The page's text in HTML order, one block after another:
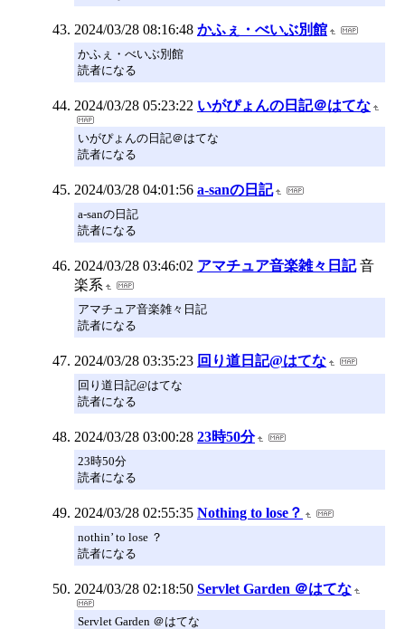
2024/03/28 08:16:48 かふぇ・べいぶ別館
かふぇ・べいぶ別館
読者になる
2024/03/28 05:23:22 いがぴょんの日記＠はてな
いがぴょんの日記＠はてな
読者になる
2024/03/28 04:01:56 a-sanの日記
a-sanの日記
読者になる
2024/03/28 03:46:02 アマチュア音楽雑々日記 音
楽系
アマチュア音楽雑々日記
読者になる
2024/03/28 03:35:23 回り道日記@はてな
回り道日記@はてな
読者になる
2024/03/28 03:00:28 23時50分
23時50分
読者になる
2024/03/28 02:55:35 Nothing to lose？
nothin’ to lose ？
読者になる
2024/03/28 02:18:50 Servlet Garden ＠はてな
Servlet Garden ＠はてな